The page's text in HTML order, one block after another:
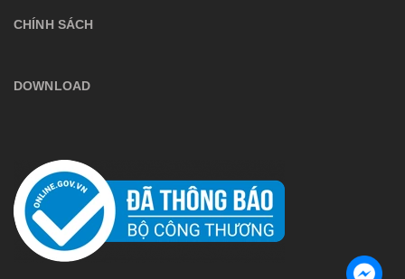
CHÍNH SÁCH
DOWNLOAD